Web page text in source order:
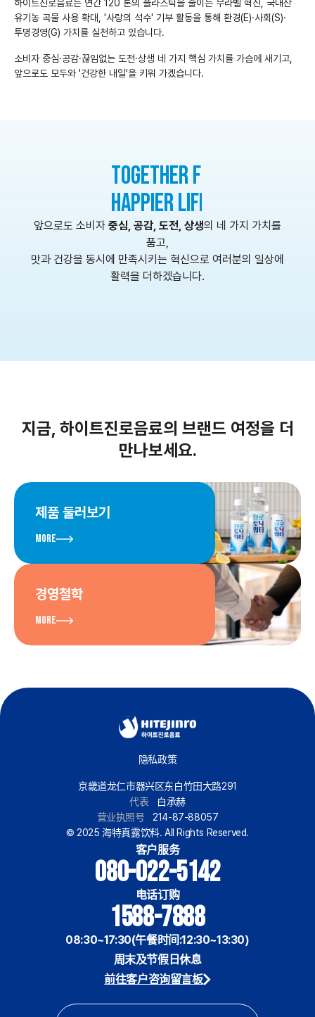
하이트진로음료는 연간 120 톤의 플라스틱을 줄이는 무라벨 혁신, 국내산
유기농 곡물 사용 확대, '사랑의 석수' 기부 활동을 통해 환경(E)·사회(S)·
투명경영(G) 가치를 실천하고 있습니다.
소비자 중심·공감·끊임없는 도전·상생 네 가지 핵심 가치를 가슴에 새기고,
앞으로도 모두와 '건강한 내일'을 키워 가겠습니다.
TOGETHER FOR A HEALTHIER,
HAPPIER LIFE
앞으로도 소비자 중심, 공감, 도전, 상생의 네 가지 가치를
품고,
맛과 건강을 동시에 만족시키는 혁신으로 여러분의 일상에
활력을 더하겠습니다.
지금, 하이트진로음료의 브랜드 여정을 더
만나보세요.
제품 둘러보기
More
경영철학
More
隐私政策
京畿道龙仁市器兴区东白竹田大路291
代表
白承赫
营业执照号
214-87-88057
© 2025 海特真露饮料. All Rights Reserved.
客户服务
080-022-5142
电话订购
1588-7888
08:30~17:30(午餐时间:12:30~13:30)
周末及节假日休息
前往客户咨询留言板